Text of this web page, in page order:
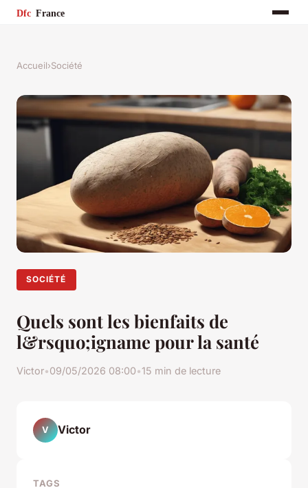
Accueil›Société
SOCIÉTÉ
Quels sont les bienfaits de
l&rsquo;igname pour la santé
Victor•09/05/2026 08:00•15 min de lecture
V Victor
TAGS